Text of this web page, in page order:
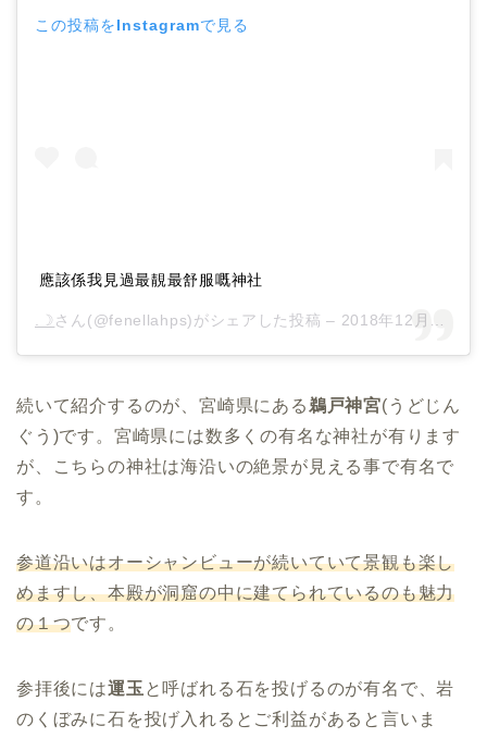
この投稿をInstagramで見る
應該係我見過最靚最舒服嘅神社
.☽ さん(@fenellahps)がシェアした投稿 – 2018年12月月23日午前6時29分PST
続いて紹介するのが、宮崎県にある 鵜戸神宮(うどじん
ぐう)です。宮崎県には数多くの有名な神社が有ります
が、こちらの神社は海沿いの絶景が見える事で有名で
す。
参道沿いはオーシャンビューが続いていて景観も楽し
めますし、本殿が洞窟の中に建てられているのも魅力
の１つです。
参拝後には運玉 と呼ばれる石を投げるのが有名で、岩
のくぼみに石を投げ入れるとご利益があると言いま